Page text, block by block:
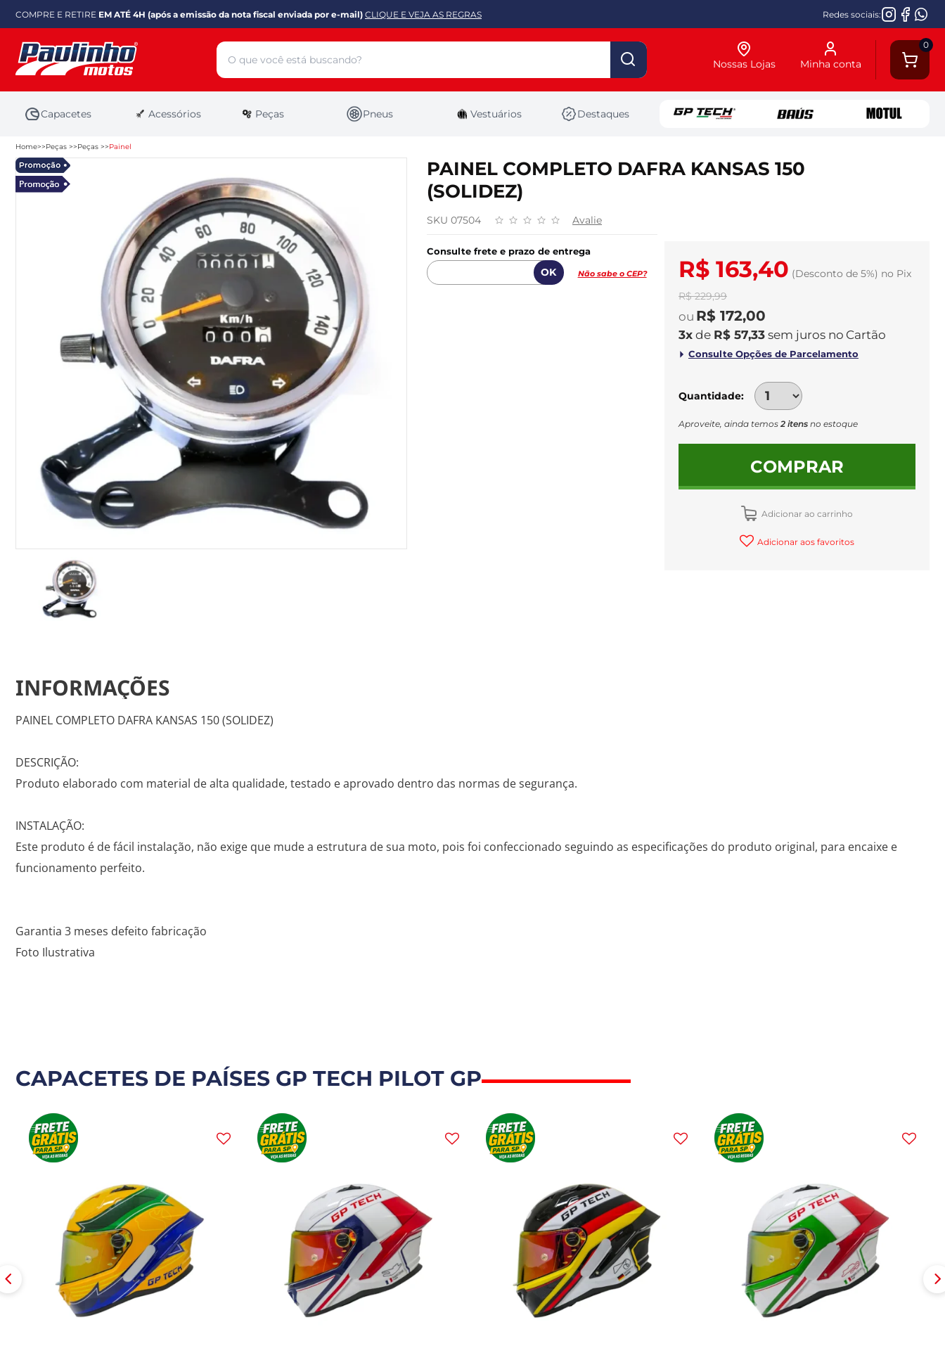
COMPRE E RETIRE EM ATÉ 4H (após a emissão da nota fiscal enviada por e-mail) CLIQUE E VEJA AS REGRAS Redes sociais:
0
Minha conta
Nossas Lojas
Capacetes Acessórios Peças Pneus Vestuários Destaques
Home Peças Peças Painel
PAINEL COMPLETO DAFRA KANSAS 150
(SOLIDEZ)
SKU 07504 Avalie
Consulte frete e prazo de entrega
Não sabe o CEP? R$ 163,40 (Desconto de 5%) no Pix
R$ 229,99
R$ 172,00
3x de R$ 57,33 sem juros no
Quantidade
Aproveite, ainda temos 2 itens no estoque
COMPRAR
Adicionar ao carrinho
Adicionar aos favoritos
INFORMAÇÕES
PAINEL COMPLETO DAFRA KANSAS 150 (SOLIDEZ)
DESCRIÇÃO:
Produto elaborado com material de alta qualidade, testado e aprovado dentro das normas de segurança.
INSTALAÇÃO:
Este produto é de fácil instalação, não exige que mude a estrutura de sua moto, pois foi confeccionado seguindo as especificações do produto original, para encaixe e
funcionamento perfeito.
Garantia 3 meses defeito fabricação
Foto Ilustrativa
CAPACETES DE PAÍSES GP TECH PILOT GP